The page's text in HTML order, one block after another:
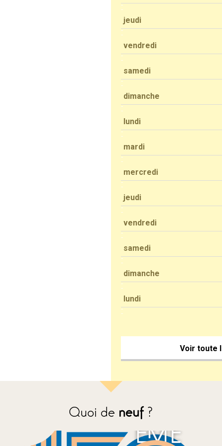
jeudi
vendredi
samedi
dimanche
lundi
mardi
mercredi
jeudi
vendredi
samedi
dimanche
lundi
Voir toute
Quoi de neuf?